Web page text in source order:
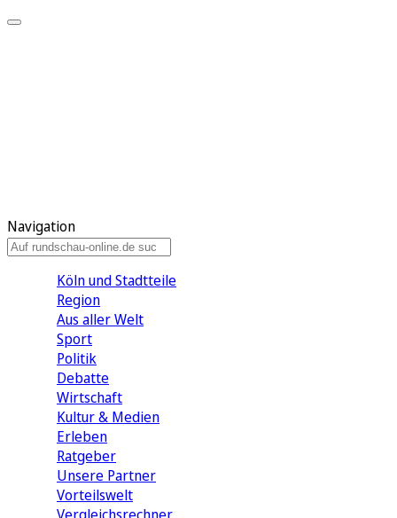
Navigation
Köln und Stadtteile
Region
Aus aller Welt
Sport
Politik
Debatte
Wirtschaft
Kultur & Medien
Erleben
Ratgeber
Unsere Partner
Vorteilswelt